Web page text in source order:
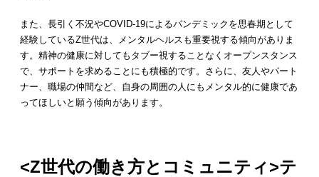
また、長引く不況やCOVID-19によるパンデミックを思春期として
経験しているZ世代は、メンタルヘルスも重要視する傾向がありま
す。精神の健康に対してもタブー視することなくオープンスタンス
で、サポートを求めることにも積極的です。さらに、友人やパート
ナー、職場の仲間など、自身の周囲の人にもメンタル的に健康であ
ってほしいと願う傾向があります。
<Z世代の働き方とコミュニティ>テ